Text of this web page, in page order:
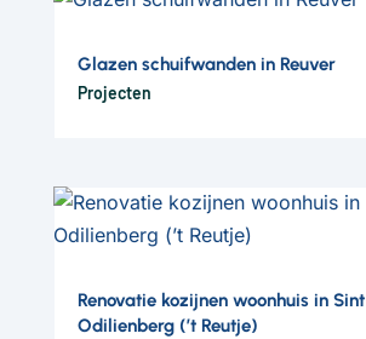
Glazen schuifwanden in Reuver
Projecten
Renovatie kozijnen woonhuis in Sint
Odilienberg (’t Reutje)